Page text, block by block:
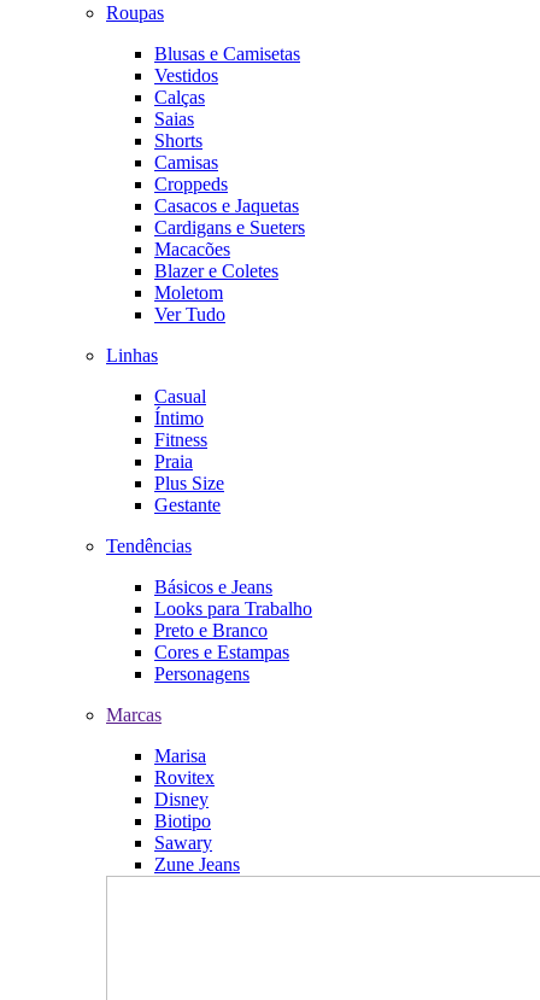
Roupas
Blusas e Camisetas
Vestidos
Calças
Saias
Shorts
Camisas
Croppeds
Casacos e Jaquetas
Cardigans e Sueters
Macacões
Blazer e Coletes
Moletom
Ver Tudo
Linhas
Casual
Íntimo
Fitness
Praia
Plus Size
Gestante
Tendências
Básicos e Jeans
Looks para Trabalho
Preto e Branco
Cores e Estampas
Personagens
Marcas
Marisa
Rovitex
Disney
Biotipo
Sawary
Zune Jeans